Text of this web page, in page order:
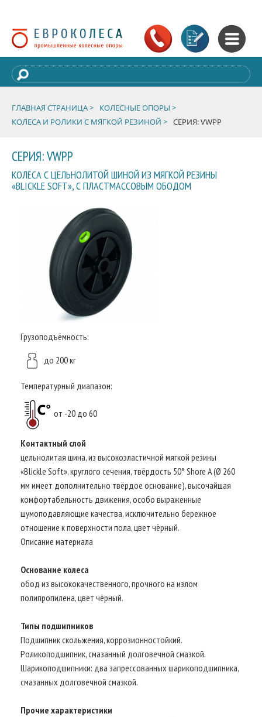
ГЛАВНАЯ СТРАНИЦА >
КОЛЕСНЫЕ ОПОРЫ >
КОЛЕСА И РОЛИКИ С МЯГКОЙ РЕЗИНОЙ > СЕРИЯ: VWPP
СЕРИЯ: VWPP
КОЛЁСА С ЦЕЛЬНОЛИТОЙ ШИНОЙ ИЗ МЯГКОЙ РЕЗИНЫ
«BLICKLE SOFT», С ПЛАСТМАССОВЫМ ОБОДОМ
Грузоподъёмность:
до 200 кг
Температурный диапазон:
от -20 до 60
Контактный слой
цельнолитая шина, из высокоэластичной мягкой резины
«Blickle Soft», круглого сечения, твёрдость 50° Shore A (Ø 260
мм имеет дополнительно твёрдое основание), высочайшая
комфортабельность движения, особо выраженные
шумоподавляющие качества, исключительно бережное
отношение к поверхности пола, цвет чёрный.
Описание материала
Основание колеса
обод из высококачественного, прочного на излом
полипропилена, цвет чёрный.
Типы подшипников
Подшипник скольжения, коррозионностойкий.
Роликоподшипник, смазанный долговечной смазкой.
Шарикоподшипники: два запрессованных шарикоподшипника,
смазанных долговечной смазкой.
Прочие характеристики